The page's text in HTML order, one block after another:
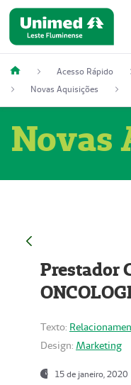
Acesso Rápido
Novas Aquisições
Novas
Prestador
Texto:
Design: Marketing
15 de janeiro, 2020